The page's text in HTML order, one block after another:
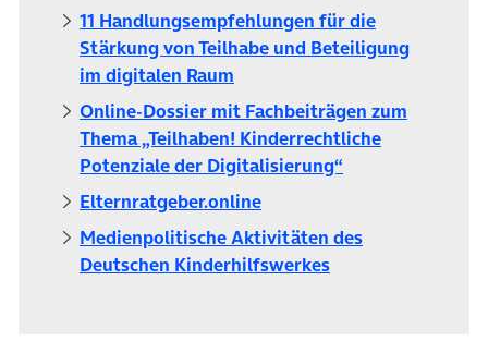
11 Handlungsempfehlungen für die
Stärkung von Teilhabe und Beteiligung
im digitalen Raum
Online-Dossier mit Fachbeiträgen zum
Thema „Teilhaben! Kinderrechtliche
Potenziale der Digitalisierung“
Elternratgeber.online(öffnet in neuem Tab)
Medienpolitische Aktivitäten des
Deutschen Kinderhilfswerkes(öffnet in neuem